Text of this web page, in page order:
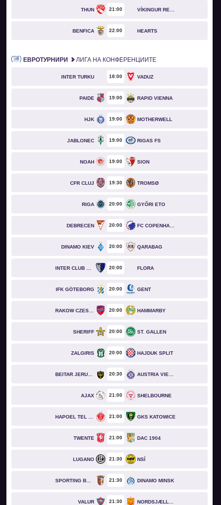
THUN 21 00
BENFICA 22 00 HEARTS
ЕВРОТУРНИРИ ЛИГА НА КОНФЕРЕНЦИИТЕ
INTER TURKU 18 00 VADUZ
PAIDE 19 00 RAPID VIENNA
HJK 19 00 MOTHERWELL
JABLONEC 19 00 RIGAS FS
NOAH 19 00 SION
CFR CLUJ 19 30 TROMSØ
RIGA 20 00 GYŐRI ETO
DEBRECEN 20 00 FC COPENHAGEN
DINAMO KIEV 20 00 QARABAG
20 00 FLORA
IFK GÖTEBORG 20 00 GENT
RAKOW CZESTOCHOWA 20 00 HAMMARBY
SHERIFF 20 00 ST. GALLEN
ZALGIRIS 20 00 HAJDUK SPLIT
BEITAR JERUSALEM 20 30
AJAX 21 00 SHELBOURNE
21 00 GKS KATOWICE
TWENTE 21 00 DAC 1904
LUGANO 21 30 NSÍ
SPORTING BRAGA 21 30 DINAMO MINSK
VALUR 21 30